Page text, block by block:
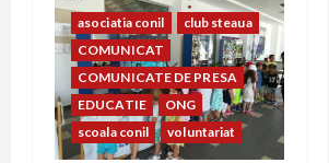
asociatia conil
club steaua
COMUNICAT
COMUNICATE DE PRESA
EDUCATIE
ONG
scoala conil
voluntariat